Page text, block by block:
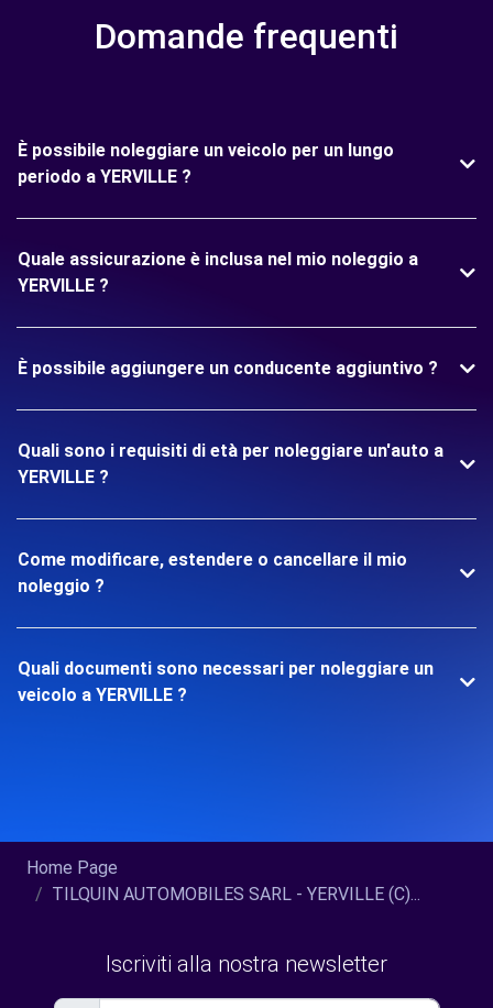
Domande frequenti
È possibile noleggiare un veicolo per un lungo
periodo a YERVILLE ?
Quale assicurazione è inclusa nel mio noleggio a
YERVILLE ?
È possibile aggiungere un conducente aggiuntivo ?
Quali sono i requisiti di età per noleggiare un'auto a
YERVILLE ?
Come modificare, estendere o cancellare il mio
noleggio ?
Quali documenti sono necessari per noleggiare un
veicolo a YERVILLE ?
Home Page
TILQUIN AUTOMOBILES SARL - YERVILLE (C)...
Iscriviti alla nostra newsletter